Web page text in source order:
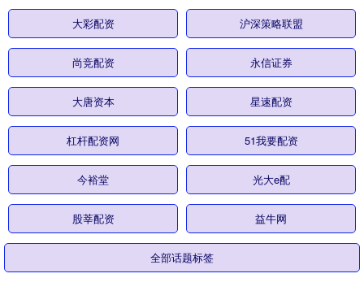
大彩配资 沪深策略联盟
尚竞配资 永信证券
大唐资本 星速配资
杠杆配资网 51我要配资
今裕堂 光大e配
股莘配资 益牛网
全部话题标签